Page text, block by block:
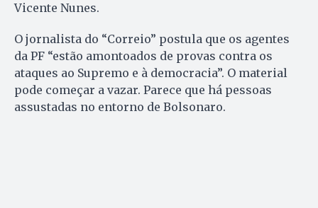
Vicente Nunes.
O jornalista do “Correio” postula que os agentes
da PF “estão amontoados de provas contra os
ataques ao Supremo e à democracia”. O material
pode começar a vazar. Parece que há pessoas
assustadas no entorno de Bolsonaro.